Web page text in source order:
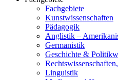
Fachgebiete
Kunstwissenschaften
Pädagogik
Anglistik –
Germanistik
Geschichte &
Linguistik